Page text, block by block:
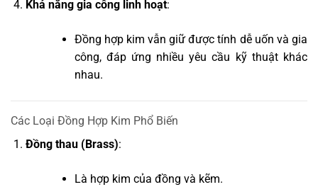
Khả năng gia công linh hoạt:
Đồng hợp kim vẫn giữ được tính dễ uốn và gia
công, đáp ứng nhiều yêu cầu kỹ thuật khác
nhau.
Các Loại Đồng Hợp Kim Phổ Biến
Đồng thau (Brass):
Là hợp kim của đồng và kẽm.